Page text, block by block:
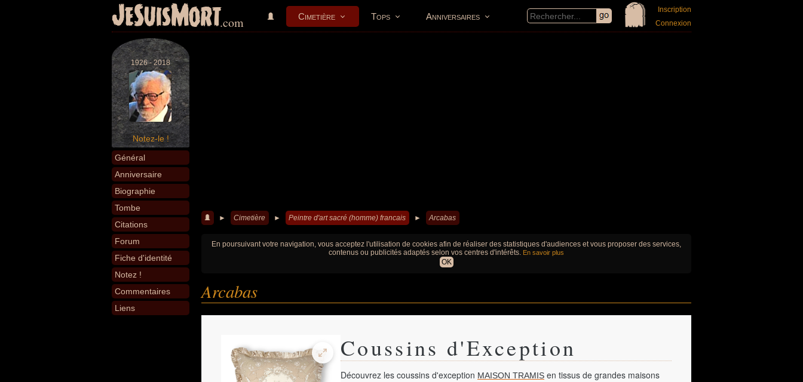
JeSuisMort.com Cimetière Tops Anniversaires
Inscription
Connexion
1926 - 2018
Notez-le !
Général
Anniversaire
Biographie
Tombe
Citations
Forum
Fiche d'identité
Notez !
Commentaires
Liens
► Cimetière ► Peintre d'art sacré (homme) francais ► Arcabas
En poursuivant votre navigation, vous acceptez l'utilisation de cookies afin de réaliser des statistiques d'audiences et vous proposer des services,
contenus ou publicités adaptés selon vos centres d'intérêts. En savoir plus
OK
Arcabas
Coussins d'Exception
Découvrez les coussins d'exception MAISON TRAMIS en tissus de grandes maisons